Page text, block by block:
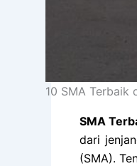
10 SMA Terbaik
SMA
dari
(SMA).